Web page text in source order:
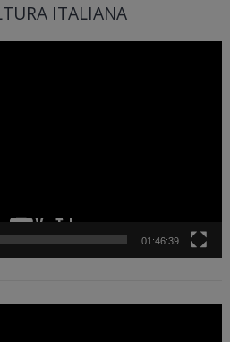
ITALIANA
01:46:39